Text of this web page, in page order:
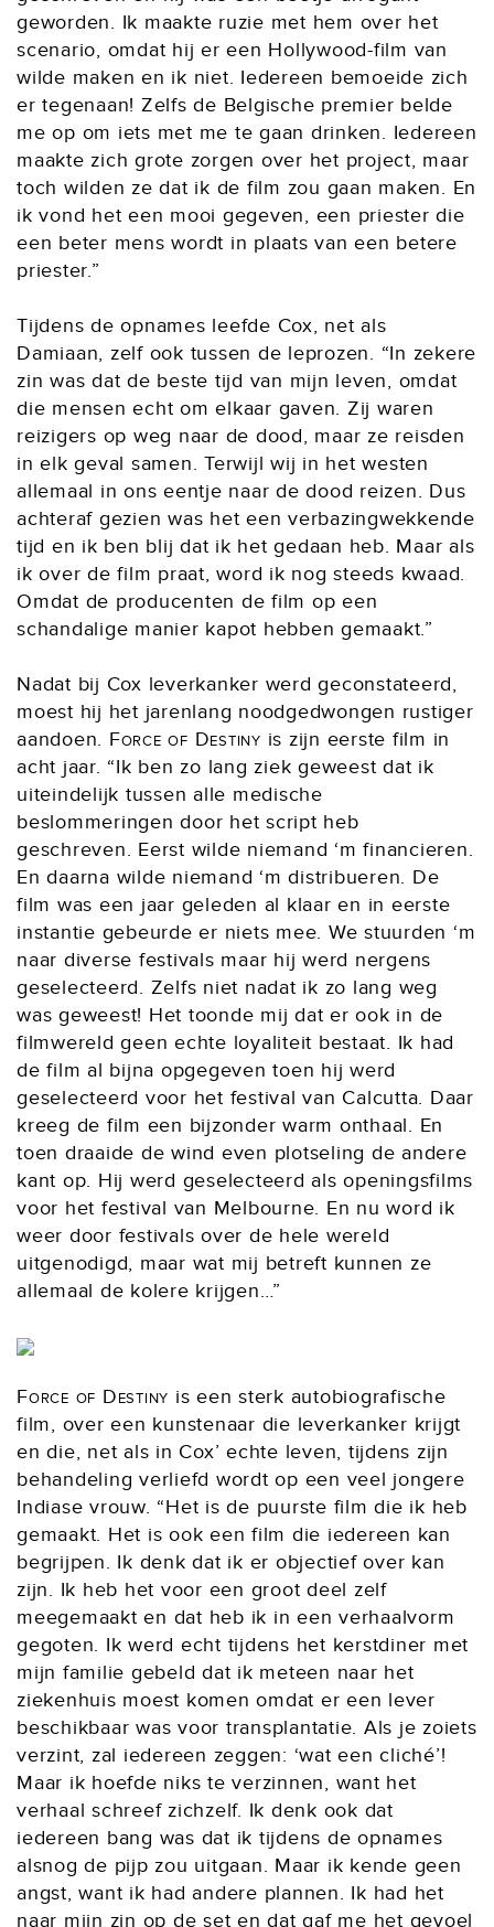
geworden. Ik maakte ruzie met hem over het
scenario, omdat hij er een Hollywood-film van
wilde maken en ik niet. Iedereen bemoeide zich
er tegenaan! Zelfs de Belgische premier belde
me op om iets met me te gaan drinken. Iedereen
maakte zich grote zorgen over het project, maar
toch wilden ze dat ik de film zou gaan maken. En
ik vond het een mooi gegeven, een priester die
een beter mens wordt in plaats van een betere
priester.”
Tijdens de opnames leefde Cox, net als
Damiaan, zelf ook tussen de leprozen. “In zekere
zin was dat de beste tijd van mijn leven, omdat
die mensen echt om elkaar gaven. Zij waren
reizigers op weg naar de dood, maar ze reisden
in elk geval samen. Terwijl wij in het westen
allemaal in ons eentje naar de dood reizen. Dus
achteraf gezien was het een verbazingwekkende
tijd en ik ben blij dat ik het gedaan heb. Maar als
ik over de film praat, word ik nog steeds kwaad.
Omdat de producenten de film op een
schandalige manier kapot hebben gemaakt.”
Nadat bij Cox leverkanker werd geconstateerd,
moest hij het jarenlang noodgedwongen rustiger
aandoen. Force of Destiny is zijn eerste film in
acht jaar. “Ik ben zo lang ziek geweest dat ik
uiteindelijk tussen alle medische
beslommeringen door het script heb
geschreven. Eerst wilde niemand ‘m financieren.
En daarna wilde niemand ‘m distribueren. De
film was een jaar geleden al klaar en in eerste
instantie gebeurde er niets mee. We stuurden ‘m
naar diverse festivals maar hij werd nergens
geselecteerd. Zelfs niet nadat ik zo lang weg
was geweest! Het toonde mij dat er ook in de
filmwereld geen echte loyaliteit bestaat. Ik had
de film al bijna opgegeven toen hij werd
geselecteerd voor het festival van Calcutta. Daar
kreeg de film een bijzonder warm onthaal. En
toen draaide de wind even plotseling de andere
kant op. Hij werd geselecteerd als openingsfilms
voor het festival van Melbourne. En nu word ik
weer door festivals over de hele wereld
uitgenodigd, maar wat mij betreft kunnen ze
allemaal de kolere krijgen…”
Force of Destiny is een sterk autobiografische
film, over een kunstenaar die leverkanker krijgt
en die, net als in Cox’ echte leven, tijdens zijn
behandeling verliefd wordt op een veel jongere
Indiase vrouw. “Het is de puurste film die ik heb
gemaakt. Het is ook een film die iedereen kan
begrijpen. Ik denk dat ik er objectief over kan
zijn. Ik heb het voor een groot deel zelf
meegemaakt en dat heb ik in een verhaalvorm
gegoten. Ik werd echt tijdens het kerstdiner met
mijn familie gebeld dat ik meteen naar het
ziekenhuis moest komen omdat er een lever
beschikbaar was voor transplantatie. Als je zoiets
verzint, zal iedereen zeggen: ‘wat een cliché’!
Maar ik hoefde niks te verzinnen, want het
verhaal schreef zichzelf. Ik denk ook dat
iedereen bang was dat ik tijdens de opnames
alsnog de pijp zou uitgaan. Maar ik kende geen
angst, want ik had andere plannen. Ik had het
naar mijn zin op de set en dat gaf me het gevoel